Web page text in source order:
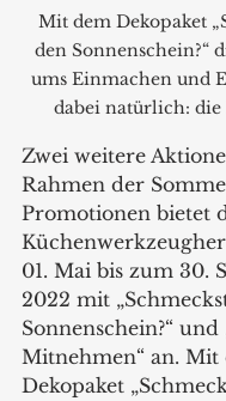
Mit dem Dekopaket
den Sonnenschein?“
ums Einmachen und
dabei natürlich: die
Zwei weitere
Rahmen der
Promotionen bietet
01. Mai bis zum 30.
2022 mit
Sonnenschein?“
Mitnehmen“ an. Mit
Dekopaket